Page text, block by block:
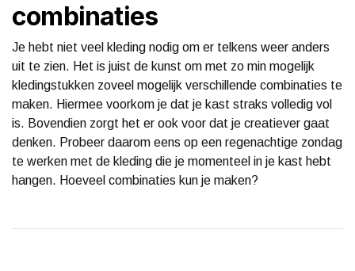
combinaties
Je hebt niet veel kleding nodig om er telkens weer anders
uit te zien. Het is juist de kunst om met zo min mogelijk
kledingstukken zoveel mogelijk verschillende combinaties te
maken. Hiermee voorkom je dat je kast straks volledig vol
is. Bovendien zorgt het er ook voor dat je creatiever gaat
denken. Probeer daarom eens op een regenachtige zondag
te werken met de kleding die je momenteel in je kast hebt
hangen. Hoeveel combinaties kun je maken?